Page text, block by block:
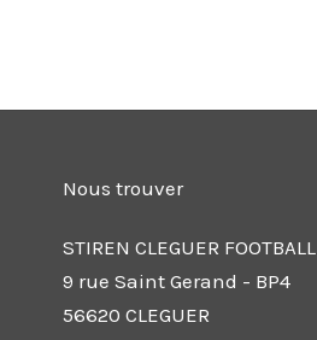
Nous trouver
STIREN CLEGUER FOOTBALL
9 rue Saint Gerand - BP4
56620 CLEGUER